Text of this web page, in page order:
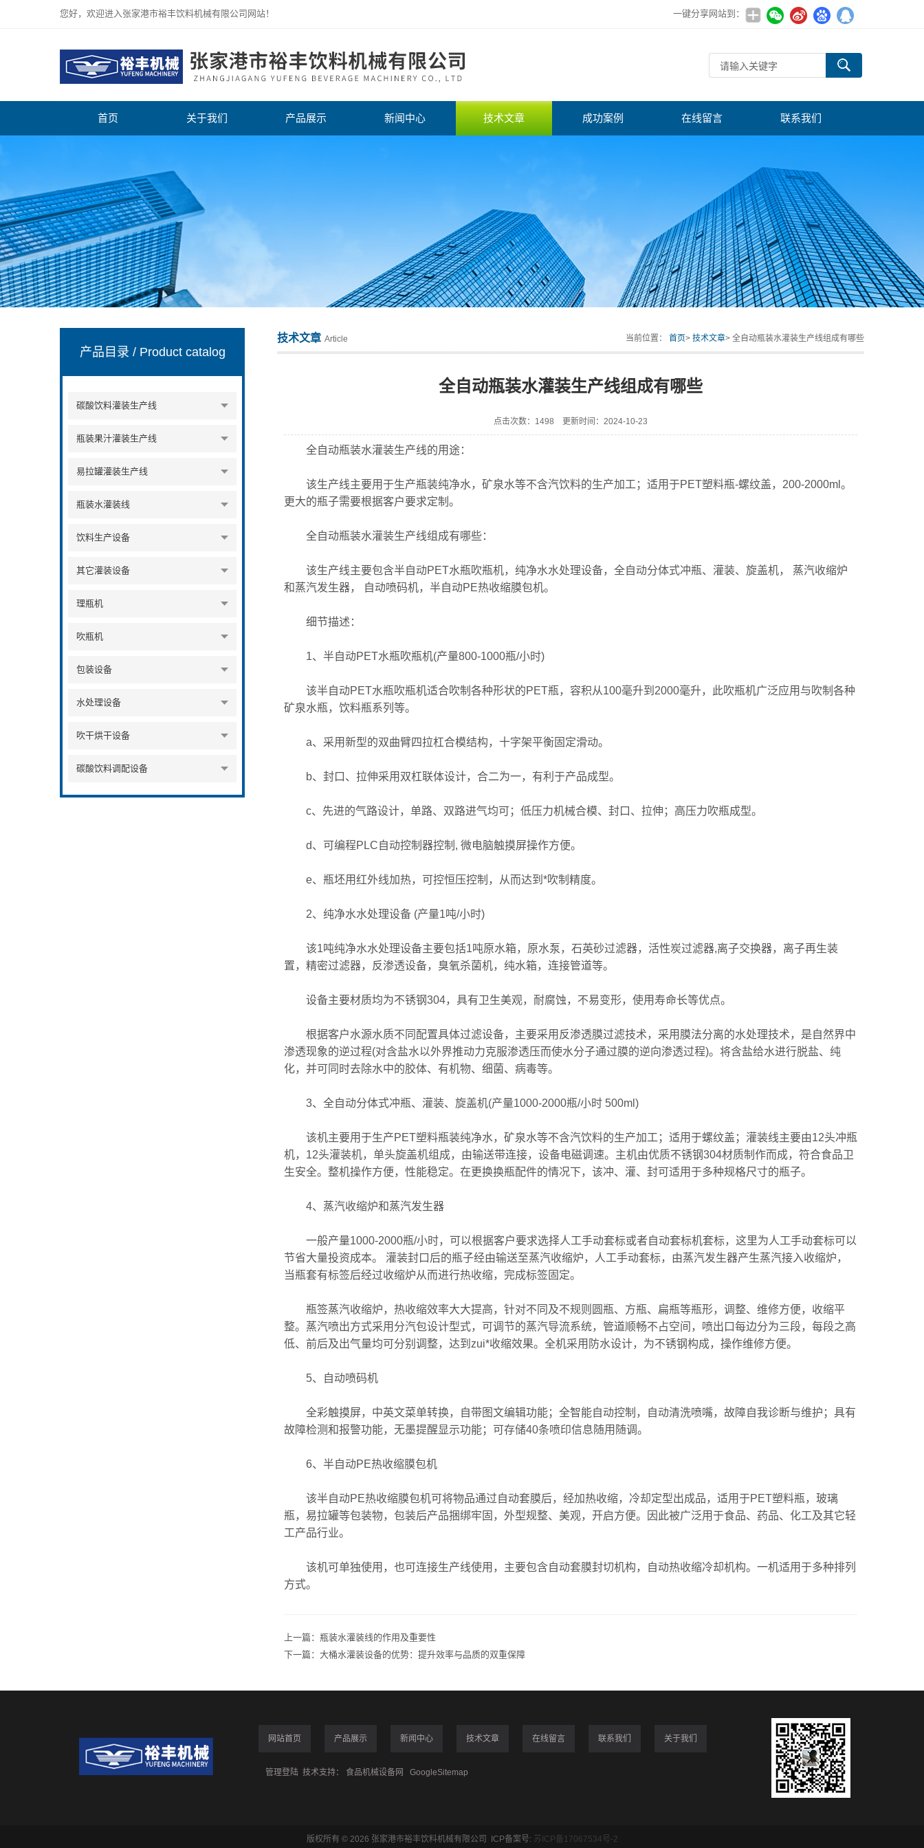
您好，欢迎进入张家港市裕丰饮料机械有限公司网站！ 一键分享网站到：
首页 关于我们 产品展示 新闻中心 技术文章 成功案例 在线留言 联系我们
产品目录 / Product catalog
碳酸饮料灌装生产线
瓶装果汁灌装生产线
易拉罐灌装生产线
瓶装水灌装线
饮料生产设备
其它灌装设备
理瓶机
吹瓶机
包装设备
水处理设备
吹干烘干设备
碳酸饮料调配设备
技术文章 Article 当前位置： 首页> 技术文章> 全自动瓶装水灌装生产线组成有哪些
全自动瓶装水灌装生产线组成有哪些
点击次数：1498 更新时间：2024-10-23
全自动瓶装水灌装生产线的用途：
该生产线主要用于生产瓶装纯净水，矿泉水等不含汽饮料的生产加工；适用于PET塑料瓶-螺纹盖，200-2000ml。
更大的瓶子需要根据客户要求定制。
全自动瓶装水灌装生产线组成有哪些：
该生产线主要包含半自动PET水瓶吹瓶机，纯净水水处理设备，全自动分体式冲瓶、灌装、旋盖机， 蒸汽收缩炉
和蒸汽发生器， 自动喷码机，半自动PE热收缩膜包机。
细节描述：
1、半自动PET水瓶吹瓶机(产量800-1000瓶/小时)
该半自动PET水瓶吹瓶机适合吹制各种形状的PET瓶，容积从100毫升到2000毫升，此吹瓶机广泛应用与吹制各种
矿泉水瓶，饮料瓶系列等。
a、采用新型的双曲臂四拉杠合模结构，十字架平衡固定滑动。
b、封口、拉伸采用双杠联体设计，合二为一，有利于产品成型。
c、先进的气路设计，单路、双路进气均可；低压力机械合模、封口、拉伸；高压力吹瓶成型。
d、可编程PLC自动控制器控制, 微电脑触摸屏操作方便。
e、瓶坯用红外线加热，可控恒压控制，从而达到*吹制精度。
2、纯净水水处理设备 (产量1吨/小时)
该1吨纯净水水处理设备主要包括1吨原水箱，原水泵，石英砂过滤器，活性炭过滤器,离子交换器，离子再生装
置，精密过滤器，反渗透设备，臭氧杀菌机，纯水箱，连接管道等。
设备主要材质均为不锈钢304，具有卫生美观，耐腐蚀，不易变形，使用寿命长等优点。
根据客户水源水质不同配置具体过滤设备，主要采用反渗透膜过滤技术，采用膜法分离的水处理技术，是自然界中
渗透现象的逆过程(对含盐水以外界推动力克服渗透压而使水分子通过膜的逆向渗透过程)。将含盐给水进行脱盐、纯
化，并可同时去除水中的胶体、有机物、细菌、病毒等。
3、全自动分体式冲瓶、灌装、旋盖机(产量1000-2000瓶/小时 500ml)
该机主要用于生产PET塑料瓶装纯净水，矿泉水等不含汽饮料的生产加工；适用于螺纹盖；灌装线主要由12头冲瓶
机，12头灌装机，单头旋盖机组成，由输送带连接，设备电磁调速。主机由优质不锈钢304材质制作而成，符合食品卫
生安全。整机操作方便，性能稳定。在更换换瓶配件的情况下，该冲、灌、封可适用于多种规格尺寸的瓶子。
4、蒸汽收缩炉和蒸汽发生器
一般产量1000-2000瓶/小时，可以根据客户要求选择人工手动套标或者自动套标机套标，这里为人工手动套标可以
节省大量投资成本。 灌装封口后的瓶子经由输送至蒸汽收缩炉，人工手动套标，由蒸汽发生器产生蒸汽接入收缩炉，
当瓶套有标签后经过收缩炉从而进行热收缩，完成标签固定。
瓶签蒸汽收缩炉，热收缩效率大大提高，针对不同及不规则圆瓶、方瓶、扁瓶等瓶形，调整、维修方便，收缩平
整。蒸汽喷出方式采用分汽包设计型式，可调节的蒸汽导流系统，管道顺畅不占空间，喷出口每边分为三段，每段之高
低、前后及出气量均可分别调整，达到zui*收缩效果。全机采用防水设计，为不锈钢构成，操作维修方便。
5、自动喷码机
全彩触摸屏，中英文菜单转换，自带图文编辑功能；全智能自动控制，自动清洗喷嘴，故障自我诊断与维护；具有
故障检测和报警功能，无墨提醒显示功能；可存储40条喷印信息随用随调。
6、半自动PE热收缩膜包机
该半自动PE热收缩膜包机可将物品通过自动套膜后，经加热收缩，冷却定型出成品，适用于PET塑料瓶，玻璃
瓶，易拉罐等包装物，包装后产品捆绑牢固，外型规整、美观，开启方便。因此被广泛用于食品、药品、化工及其它轻
工产品行业。
该机可单独使用，也可连接生产线使用，主要包含自动套膜封切机构，自动热收缩冷却机构。一机适用于多种排列
方式。
上一篇： 瓶装水灌装线的作用及重要性
下一篇： 大桶水灌装设备的优势：提升效率与品质的双重保障
网站首页 产品展示 新闻中心 技术文章 在线留言 联系我们 关于我们
管理登陆 技术支持： 食品机械设备网 GoogleSitemap
版权所有 © 2026 张家港市裕丰饮料机械有限公司 ICP备案号: 苏ICP备17067534号-2